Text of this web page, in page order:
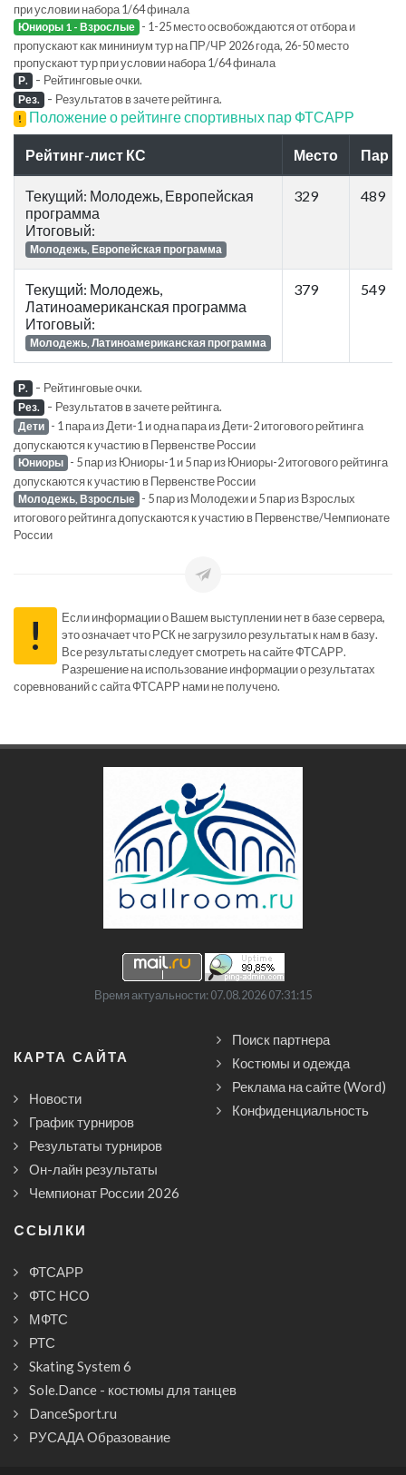
при условии набора 1/64 финала
Юниоры 1 - Взрослые - 1-25 место освобождаются от отбора и
пропускают как мининиум тур на ПР/ЧР 2026 года, 26-50 место
пропускают тур при условии набора 1/64 финала
Р. - Рейтинговые очки.
Рез. - Результатов в зачете рейтинга.
! Положение о рейтинге спортивных пар ФТСАРР
Рейтинг-лист КС Место Пар
Текущий: Молодежь, Европейская
программа
Итоговый:
Молодежь, Европейская программа
329 489
Текущий: Молодежь,
Латиноамериканская программа
Итоговый:
Молодежь, Латиноамериканская программа
379 549
Р. - Рейтинговые очки.
Рез. - Результатов в зачете рейтинга.
Дети - 1 пара из Дети-1 и одна пара из Дети-2 итогового рейтинга
допускаются к участию в Первенстве России
Юниоры - 5 пар из Юниоры-1 и 5 пар из Юниоры-2 итогового рейтинга
допускаются к участию в Первенстве России
Молодежь, Взрослые - 5 пар из Молодежи и 5 пар из Взрослых
итогового рейтинга допускаются к участию в Первенстве/Чемпионате
России
!
Если информации о Вашем выступлении нет в базе сервера,
это означает что РСК не загрузило результаты к нам в базу.
Все результаты следует смотреть на сайте ФТСАРР.
Разрешение на использование информации о результатах
соревнований с сайта ФТСАРР нами не получено.
Время актуальности: 07.08.2026 07:31:15
КАРТА САЙТА
Новости
График турниров
Результаты турниров
Он-лайн результаты
Чемпионат России 2026
Поиск партнера
Костюмы и одежда
Реклама на сайте (Word)
Конфиденциальность
CСЫЛКИ
ФТСАРР
ФТС НСО
МФТС
РТС
Skating System 6
Sole.Dance - костюмы для танцев
DanceSport.ru
РУСАДА Образование